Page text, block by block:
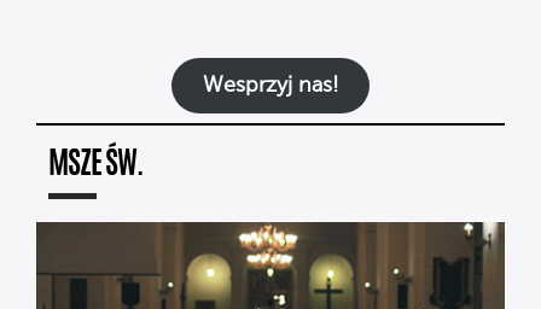
Wesprzyj nas!
MSZE ŚW.